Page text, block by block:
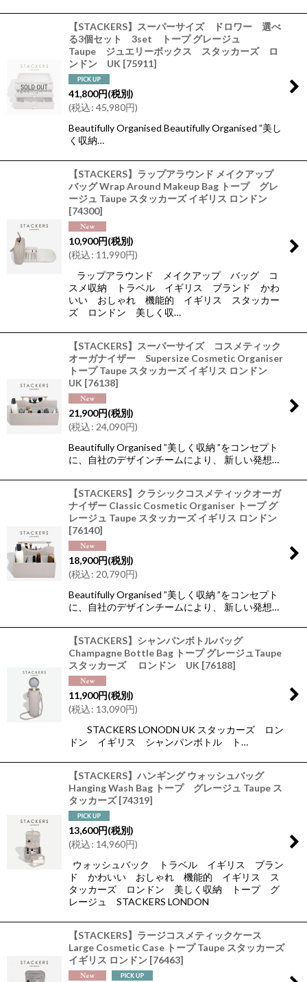
【STACKERS】スーパーサイズ ドロワー 選べ
る3個セット 3set トープ グレージュ
Taupe ジュエリーボックス スタッカーズ ロ
ンドン UK [75911]
41,800円(税別)
(税込: 45,980円)
Beautifully Organised Beautifully Organised ”美し
く収納…
【STACKERS】ラップアラウンド メイクアップ
バッグ Wrap Around Makeup Bag トープ グレ
ージュ Taupe スタッカーズ イギリス ロンドン
[74300]
10,900円(税別)
(税込: 11,990円)
ラップアラウンド メイクアップ バッグ コ
スメ収納 トラベル イギリス ブランド かわ
いい おしゃれ 機能的 イギリス スタッカー
ズ ロンドン 美しく収…
【STACKERS】スーパーサイズ コスメティック
オーガナイザー Supersize Cosmetic Organiser
トープ Taupe スタッカーズ イギリス ロンドン
UK [76138]
21,900円(税別)
(税込: 24,090円)
Beautifully Organised ”美しく収納 ”をコンセプト
に、自社のデザインチームにより、 新しい発想…
【STACKERS】クラシックコスメティックオーガ
ナイザー Classic Cosmetic Organiser トープ グ
レージュ Taupe スタッカーズ イギリス ロンドン
[76140]
18,900円(税別)
(税込: 20,790円)
Beautifully Organised ”美しく収納 ”をコンセプト
に、自社のデザインチームにより、 新しい発想…
【STACKERS】シャンパンボトルバッグ
Champagne Bottle Bag トープ グレージュTaupe
スタッカーズ ロンドン UK [76188]
11,900円(税別)
(税込: 13,090円)
STACKERS LONODN UK スタッカーズ ロン
ドン イギリス シャンパンボトル ト…
【STACKERS】ハンギング ウォッシュバッグ
Hanging Wash Bag トープ グレージュ Taupe ス
タッカーズ [74319]
13,600円(税別)
(税込: 14,960円)
ウォッシュバック トラベル イギリス ブラン
ド かわいい おしゃれ 機能的 イギリス ス
タッカーズ ロンドン 美しく収納 トープ グ
レージュ STACKERS LONDON
【STACKERS】ラージコスメティックケース
Large Cosmetic Case トープ Taupe スタッカーズ
イギリス ロンドン [76463]